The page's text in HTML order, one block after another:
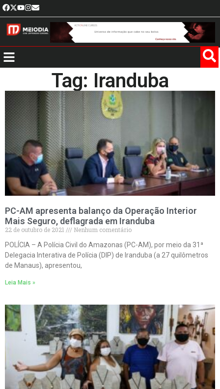
Tag: Iranduba
PC-AM apresenta balanço da Operação Interior
Mais Seguro, deflagrada em Iranduba
22 de outubro de 2021
Nenhum comentário
POLÍCIA – A Polícia Civil do Amazonas (PC-AM), por meio da 31ª
Delegacia Interativa de Polícia (DIP) de Iranduba (a 27 quilômetros
de Manaus), apresentou,
Leia Mais »